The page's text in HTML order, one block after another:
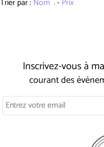
Trier par : Nom -Prix
Inscrivez-vous à ma
courant des